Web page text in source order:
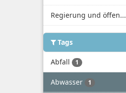
Regierung und öffen...
Tags
Abfall 1
Abwasser 1